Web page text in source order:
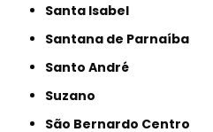
Santa Isabel
Santana de Parnaíba
Santo André
Suzano
São Bernardo Centro